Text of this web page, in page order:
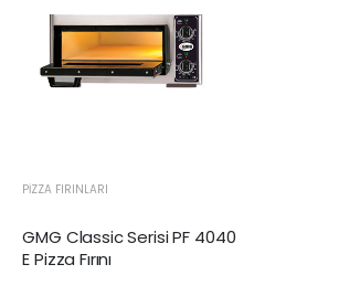
PIZZA FIRINLARI
GMG Classic Serisi PF 4040
E Pizza Fırını